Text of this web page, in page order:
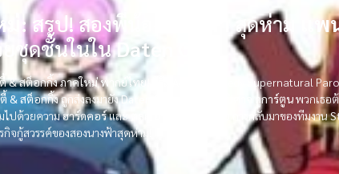
ม่:สรุป! สองพี่น้อง สุดห่าม แ
ชุดชั้นในในDaten City
ตี้ & สต็อกกิ้ง ภาคใหม่ พากย์ไทย! ซีรีส์ Action Comedy Supernatural
& สต็อกกิ้งถูกส่งลงมายังDaten City ดูการ์ตูนพวกเธอ
ไปด้วยความฮาร์ดคอร์และ การกลับมาของทีมงาน
จกู้สวรรค์ของสองนางฟ้าสุดห่าม!